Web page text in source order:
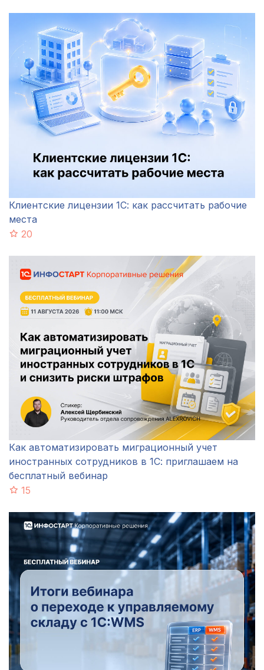
Клиентские лицензии 1С: как рассчитать рабочие
места
20
Как автоматизировать миграционный учет
иностранных сотрудников в 1С: приглашаем на
бесплатный вебинар
15